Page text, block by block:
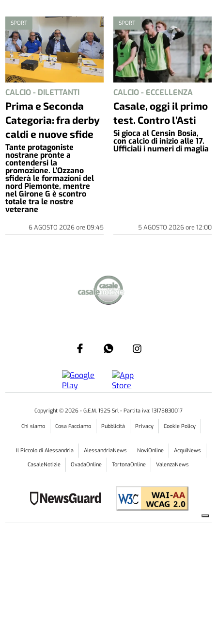
SPORT
CALCIO - DILETTANTI
Prima e Seconda
Categoria: fra derby
caldi e nuove sfide
Tante protagoniste
nostrane pronte a
contendersi la
promozione. L'Ozzano
sfiderà le formazioni del
nord Piemonte, mentre
nel Girone G è scontro
totale tra le nostre
veterane
6 AGOSTO 2026ore 09:45
SPORT
CALCIO - ECCELLENZA
Casale, oggi il primo
test. Contro l’Asti
Si gioca al Censin Bosia,
con calcio di inizio alle 17.
Ufficiali i numeri di maglia
5 AGOSTO 2026ore 12:00
Copyright © 2026 - G.E.M. 1925 Srl - Partita iva: 13178830017
Chi siamo Cosa Facciamo Pubblicità Privacy Cookie Policy
Il Piccolo di Alessandria AlessandriaNews NoviOnline
AcquiNews
CasaleNotizie
OvadaOnline TortonaOnline ValenzaNews